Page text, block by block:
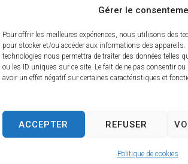
Gérer le
Pour offrir les meilleures expériences, nous utilisons des
pour stocker et/ou accéder aux informations des appareils.
technologies nous permettra de traiter des données telles
ou les ID uniques sur ce site. Le fait de ne pas consentir
avoir un effet négatif sur certaines caractéristiques et
ACCEPTER REFUSER
Politique de cookies
Développement durable &
Loisirs et tourisme
Contact
Plan du site Mentions légales
Accessibilité